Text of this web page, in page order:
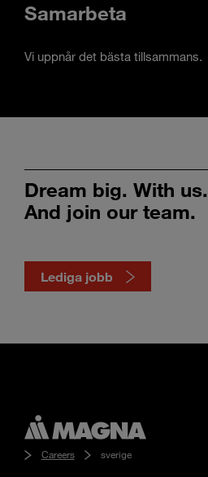
Samarbeta
Vi uppnår det bästa tillsammans.
Dream big. With us.
And join our team.
Lediga jobb
Careers sverige